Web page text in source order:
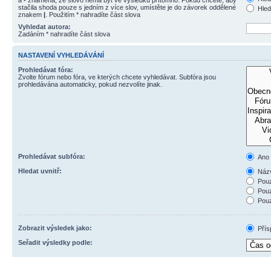
stačila shoda pouze s jedním z více slov, umístěte je do závorek oddělené
znakem | . Použitím * nahradíte část slova
Vyhledat autora:
Zadáním * nahradíte část slova
NASTAVENÍ VYHLEDÁVÁNÍ
Prohledávat fóra:
Zvolte fórum nebo fóra, ve kterých chcete vyhledávat. Subfóra jsou
prohledávána automaticky, pokud nezvolíte jinak.
Prohledávat subfóra:
Ano
Hledat uvnitř:
Zobrazit výsledek jako:
Seřadit výsledky podle: